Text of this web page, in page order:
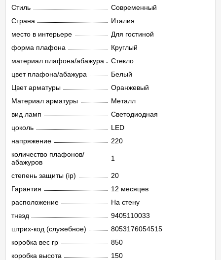
Стиль
Современный
Страна
Италия
место в интерьере
Для гостиной
форма плафона
Круглый
материал плафона/абажура
Стекло
цвет плафона/абажура
Белый
Цвет арматуры
Оранжевый
Материал арматуры
Металл
вид ламп
Светодиодная
цоколь
LED
напряжение
220
количество плафонов/
абажуров
1
степень защиты (ip)
20
Гарантия
12 месяцев
расположение
На стену
тнвэд
9405110033
штрих-код (служебное)
8053176054515
коробка вес гр
850
коробка высота
150